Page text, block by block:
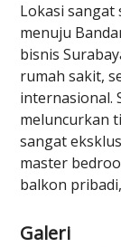
Lokasi sangat
menuju
bisnis
rumah sakit,
internasional.
meluncurkan
sangat
master
balkon
Galeri